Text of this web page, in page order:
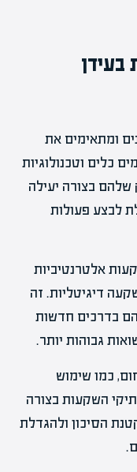
ומתאימים את
כלים וטכנולוגיות
בצורה יעילה
לבצע פעולות
אלטרנטיביות
דיגיטליות. זה
בדרכים חדשות
גבוהות יותר.
כמו שימוש
תיקי השקעות בצורה
הסיכון ולהגדלת